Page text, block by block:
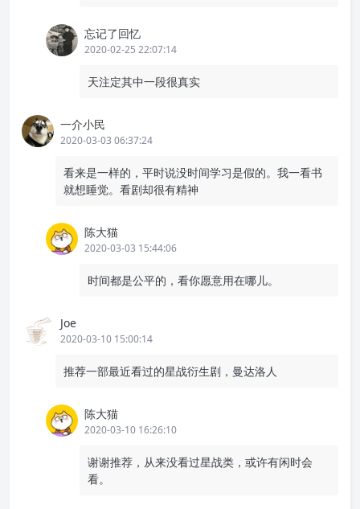
忘记了回忆
2020-02-25 22:07:14
天注定其中一段很真实
一介小民
2020-03-03 06:37:24
看来是一样的，平时说没时间学习是假的。我一看书
就想睡觉。看剧却很有精神
陈大猫
2020-03-03 15:44:06
时间都是公平的，看你愿意用在哪儿。
Joe
2020-03-10 15:00:14
推荐一部最近看过的星战衍生剧，曼达洛人
陈大猫
2020-03-10 16:26:10
谢谢推荐，从来没看过星战类，或许有闲时会
看。